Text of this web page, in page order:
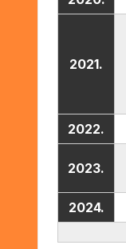
2021.
2022.
2023.
2024.